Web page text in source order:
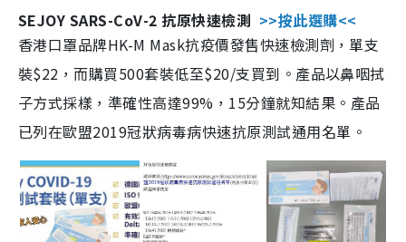
SEJOY SARS-CoV-2 抗原快速檢測 >>按此選購<<
香港口罩品牌HK-M Mask抗疫價發售快速檢測劑，單支
裝$22，而購買500套裝低至$20/支買到。產品以鼻咽拭
子方式採樣，準確性高達99%，15分鐘就知結果。產品
已列在歐盟2019冠狀病毒病快速抗原測試通用名單。